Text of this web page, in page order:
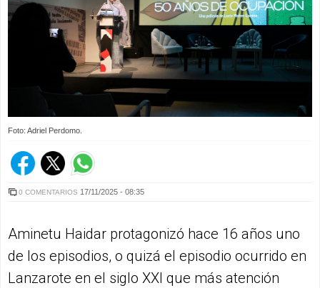
Foto: Adriel Perdomo.
0 COMENTARIOS 17/11/2025 - 08:35
Aminetu Haidar protagonizó hace 16 años uno
de los episodios, o quizá el episodio ocurrido en
Lanzarote en el siglo XXI que más atención